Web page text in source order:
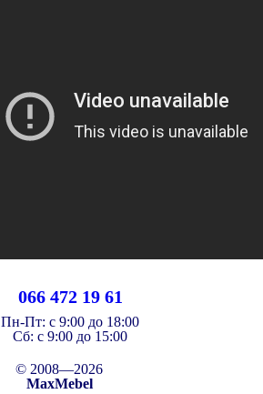
066 472 19 61
Пн-Пт: с 9:00 до 18:00
Cб: с 9:00 до 15:00
© 2008—2026
MaxMebel